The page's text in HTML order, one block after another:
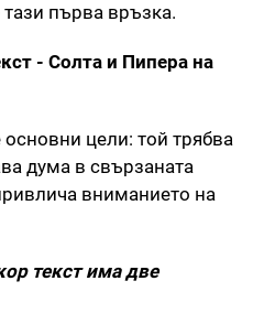
тази първа връзка.
- Солта и Пипера на
цели: той трябва
дума в свързаната
вниманието на
текст има две